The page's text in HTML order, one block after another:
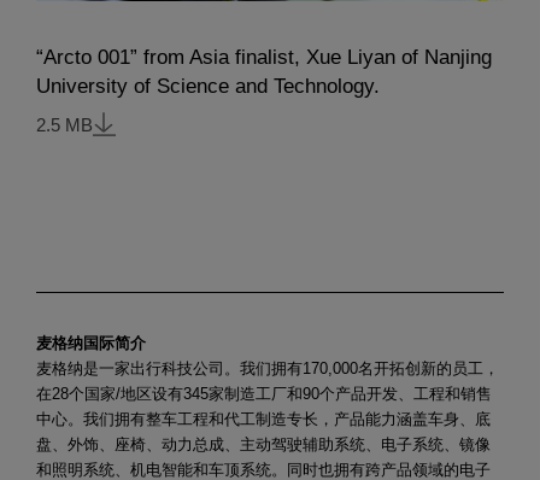
“Arcto 001” from Asia finalist, Xue Liyan of Nanjing
University of Science and Technology.
2.5 MB
麦格纳国际简介
麦格纳是一家出行科技公司。我们拥有170,000名开拓创新的员工，
在28个国家/地区设有345家制造工厂和90个产品开发、工程和销售
中心。我们拥有整车工程和代工制造专长，产品能力涵盖车身、底
盘、外饰、座椅、动力总成、主动驾驶辅助系统、电子系统、镜像
和照明系统、机电智能和车顶系统。同时也拥有跨产品领域的电子